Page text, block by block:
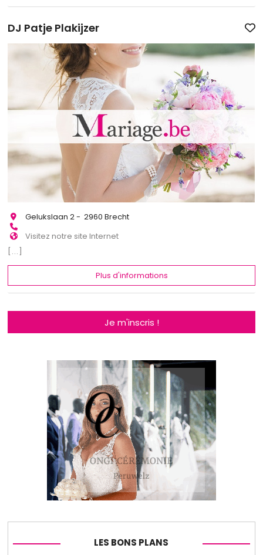
DJ Patje Plakijzer
Gelukslaan 2 - 2960 Brecht
Visitez notre site Internet
[...]
Plus d'informations
Je m'inscris !
LES BONS PLANS